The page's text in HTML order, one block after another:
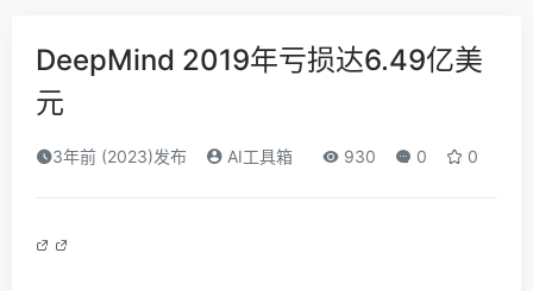
DeepMind 2019年亏损达6.49亿美
元
3年前 (2023)发布 AI工具箱 930 0 0